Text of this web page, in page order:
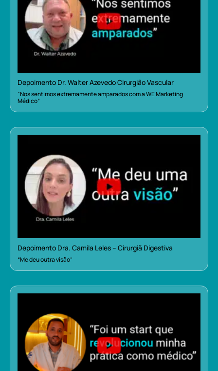
Depoimento Dr. Walter Azevedo Cirurgião Vascular
“Nos sentimos extremamente amparados com a WE Marketing
Médico”
Depoimento Dra. Camila Leles – Cirurgiã Digestiva
“Me deu outra visão”